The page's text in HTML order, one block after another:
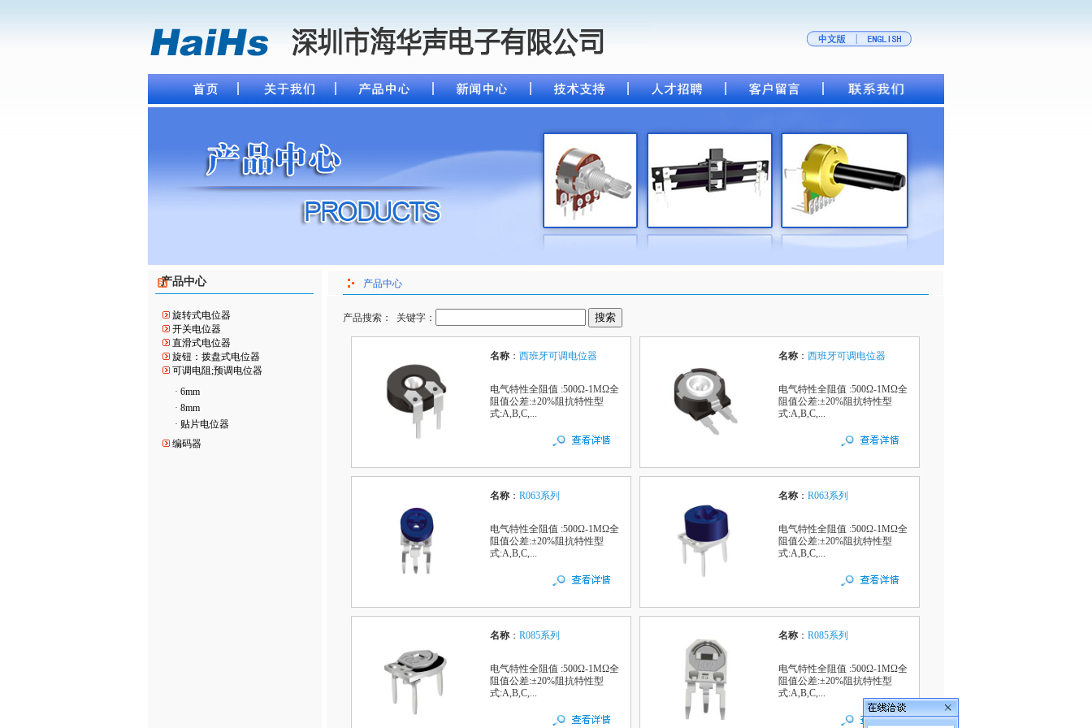
产品中心
旋转式电位器
开关电位器
直滑式电位器
旋钮：拨盘式电位器
可调电阻;预调电位器
· 6mm
· 8mm
· 贴片电位器
编码器
产品中心
产品搜索： 关键字：
名称 ： 西班牙可调电位器
电气特性全阻值 :500Ω-1MΩ全
阻值公差:±20%阻抗特性型
式:A,B,C,...
名称 ： 西班牙可调电位器
电气特性全阻值 :500Ω-1MΩ全
阻值公差:±20%阻抗特性型
式:A,B,C,...
名称 ： R063系列
电气特性全阻值 :500Ω-1MΩ全
阻值公差:±20%阻抗特性型
式:A,B,C,...
名称 ： R063系列
电气特性全阻值 :500Ω-1MΩ全
阻值公差:±20%阻抗特性型
式:A,B,C,...
名称 ： R085系列
电气特性全阻值 :500Ω-1MΩ全
阻值公差:±20%阻抗特性型
式:A,B,C,...
名称 ： R085系列
电气特性全阻值 :500Ω-1MΩ全
阻值公差:±20%阻抗特性型
式:A,B,C,...